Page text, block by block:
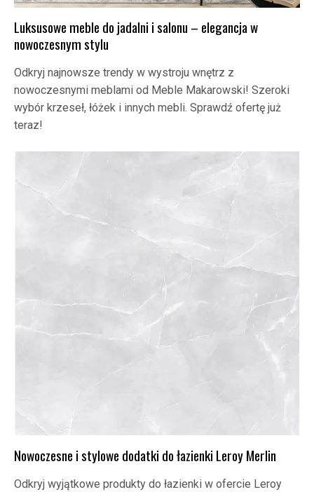
Luksusowe meble do jadalni i salonu – elegancja w
nowoczesnym stylu
Odkryj najnowsze trendy w wystroju wnętrz z
nowoczesnymi meblami od Meble Makarowski! Szeroki
wybór krzeseł, łóżek i innych mebli. Sprawdź ofertę już
teraz!
Nowoczesne i stylowe dodatki do łazienki Leroy Merlin
Odkryj wyjątkowe produkty do łazienki w ofercie Leroy